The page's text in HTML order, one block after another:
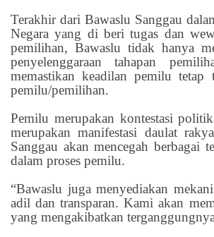
Terakhir dari Bawaslu Sanggau
Negara yang di beri tugas dan
pemilihan, Bawaslu tidak hanya
penyelenggaraan tahapan
memastikan keadilan pemilu tetap
pemilu/pemilihan.
Pemilu merupakan kontestasi
merupakan manifestasi daulat
Sanggau akan mencegah berbagai
dalam proses pemilu.
“Bawaslu juga menyediakan
adil dan transparan. Kami akan
yang mengakibatkan